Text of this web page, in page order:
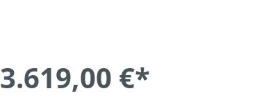
3.619,00 €*